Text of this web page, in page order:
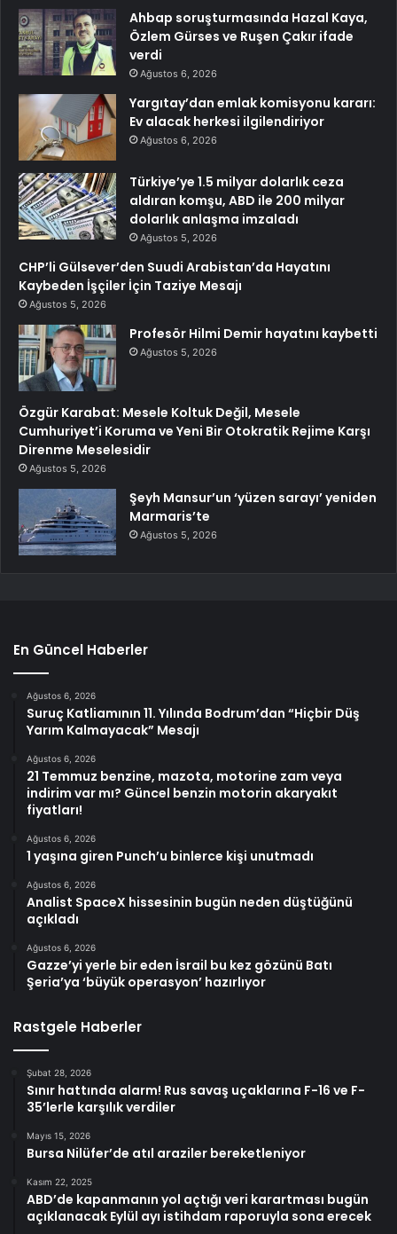
Ahbap soruşturmasında Hazal Kaya,
Özlem Gürses ve Ruşen Çakır ifade
verdi
Ağustos 6, 2026
Yargıtay’dan emlak komisyonu kararı:
Ev alacak herkesi ilgilendiriyor
Ağustos 6, 2026
Türkiye’ye 1.5 milyar dolarlık ceza
aldıran komşu, ABD ile 200 milyar
dolarlık anlaşma imzaladı
Ağustos 5, 2026
CHP’li Gülsever’den Suudi Arabistan’da Hayatını
Kaybeden İşçiler İçin Taziye Mesajı
Ağustos 5, 2026
Profesör Hilmi Demir hayatını kaybetti
Ağustos 5, 2026
Özgür Karabat: Mesele Koltuk Değil, Mesele
Cumhuriyet’i Koruma ve Yeni Bir Otokratik Rejime Karşı
Direnme Meselesidir
Ağustos 5, 2026
Şeyh Mansur’un ‘yüzen sarayı’ yeniden
Marmaris’te
Ağustos 5, 2026
En Güncel Haberler
Ağustos 6, 2026
Suruç Katliamının 11. Yılında Bodrum’dan “Hiçbir Düş
Yarım Kalmayacak” Mesajı
Ağustos 6, 2026
21 Temmuz benzine, mazota, motorine zam veya
indirim var mı? Güncel benzin motorin akaryakıt
fiyatları!
Ağustos 6, 2026
1 yaşına giren Punch’u binlerce kişi unutmadı
Ağustos 6, 2026
Analist SpaceX hissesinin bugün neden düştüğünü
açıkladı
Ağustos 6, 2026
Gazze’yi yerle bir eden İsrail bu kez gözünü Batı
Şeria’ya ‘büyük operasyon’ hazırlıyor
Rastgele Haberler
Şubat 28, 2026
Sınır hattında alarm! Rus savaş uçaklarına F-16 ve F-
35’lerle karşılık verdiler
Mayıs 15, 2026
Bursa Nilüfer’de atıl araziler bereketleniyor
Kasım 22, 2025
ABD’de kapanmanın yol açtığı veri karartması bugün
açıklanacak Eylül ayı istihdam raporuyla sona erecek